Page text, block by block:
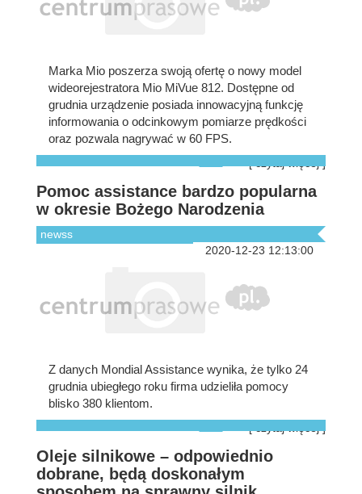
Marka Mio poszerza swoją ofertę o nowy model
wideorejestratora Mio MiVue 812. Dostępne od
grudnia urządzenie posiada innowacyjną funkcję
informowania o odcinkowym pomiarze prędkości
oraz pozwala nagrywać w 60 FPS.
Pomoc assistance bardzo popularna
w okresie Bożego Narodzenia
newss
2020-12-23 12:13:00
Z danych Mondial Assistance wynika, że tylko 24
grudnia ubiegłego roku firma udzieliła pomocy
blisko 380 klientom.
Oleje silnikowe – odpowiednio
dobrane, będą doskonałym